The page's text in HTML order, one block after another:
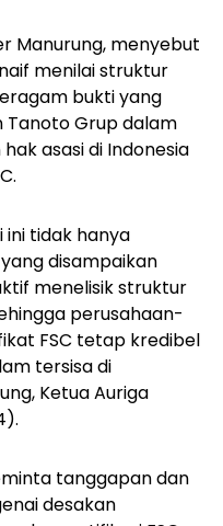
Manurung, menyebut
menilai struktur
bukti yang
Tanoto Grup dalam
asasi di Indonesia
ini tidak hanya
disampaikan
menelisik struktur
perusahaan-
FSC tetap kredibel
tersisa di
Ketua Auriga
tanggapan dan
desakan